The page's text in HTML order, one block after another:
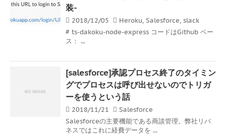
装-
2018/12/05 Heroku, Salesforce, slack
# ts-dakoku-node-express コードはGithub ベー
ス： ...
[salesforce]承認プロセス終了のタイミン
グでプロセスは呼び出せないのでトリガ
ーを使うという話
2018/11/21
Salesforce
Salesforceの主要機能である商談管理。弊社リバ
ネスではこれに経費データを ...